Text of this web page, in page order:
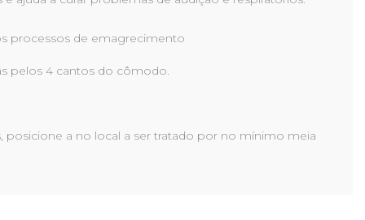
processos de emagrecimento
pelos 4 cantos do cômodo.
posicione a no local a ser tratado por no mínimo meia